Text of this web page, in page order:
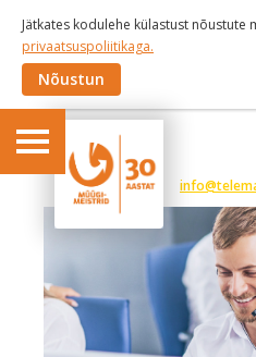
Jätkates kodulehe külastust nõustute
privaatsuspoliitikaga.
Nõustun